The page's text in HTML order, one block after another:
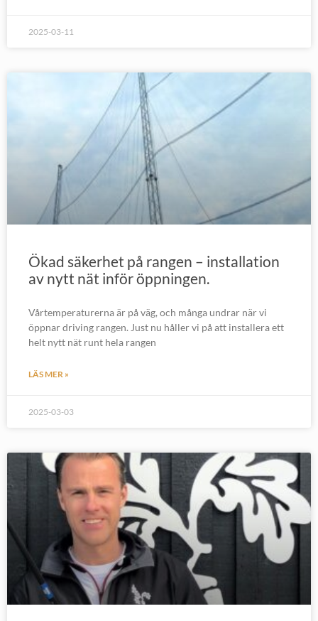
2025-03-11
Ökad säkerhet på rangen – installation
av nytt nät inför öppningen.
Vårtemperaturerna är på väg, och många undrar när vi
öppnar driving rangen. Just nu håller vi på att installera ett
helt nytt nät runt hela rangen
LÄS MER »
2025-03-03